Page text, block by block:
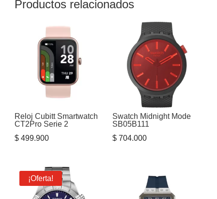
Productos relacionados
Reloj Cubitt Smartwatch
CT2Pro Serie 2
$ 499.900
Swatch Midnight Mode
SB05B111
$704.000
¡Oferta!